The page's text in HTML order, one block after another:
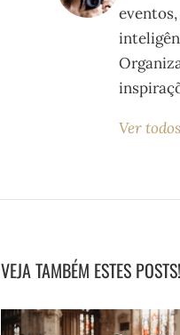
Ver
VEJA TAMBÉM ESTES POSTS!